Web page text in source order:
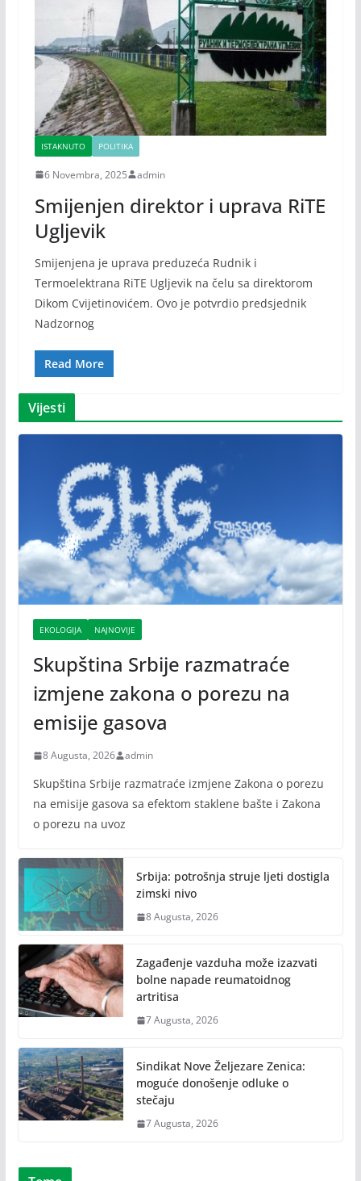
ISTAKNUTO POLITIKA
6 Novembra, 2025 admin
Smijenjen direktor i uprava RiTE
Ugljevik
Smijenjena je uprava preduzeća Rudnik i
Termoelektrana RiTE Ugljevik na čelu sa direktorom
Dikom Cvijetinovićem. Ovo je potvrdio predsjednik
Nadzornog
Read More
Vijesti
EKOLOGIJA NAJNOVIJE
Skupština Srbije razmatraće
izmjene zakona o porezu na
emisije gasova
8 Augusta, 2026 admin
Skupština Srbije razmatraće izmjene Zakona o porezu
na emisije gasova sa efektom staklene bašte i Zakona
o porezu na uvoz
Srbija: potrošnja struje ljeti dostigla
zimski nivo
8 Augusta, 2026
Zagađenje vazduha može izazvati
bolne napade reumatoidnog
artritisa
7 Augusta, 2026
Sindikat Nove Željezare Zenica:
moguće donošenje odluke o
stečaju
7 Augusta, 2026